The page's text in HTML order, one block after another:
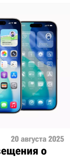
20 августа 2025
о